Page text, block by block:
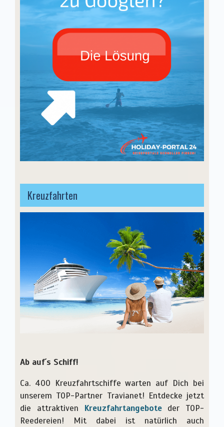
Kreuzfahrten
Ab auf´s Schiff!
Ca. 400 Kreuzfahrtschiffe warten auf Dich bei
unserem TOP-Partner Travianet! Entdecke jetzt
die attraktiven Kreuzfahrtangeboteder TOP-
Reedereien! Mit dabei ist natürlich auch